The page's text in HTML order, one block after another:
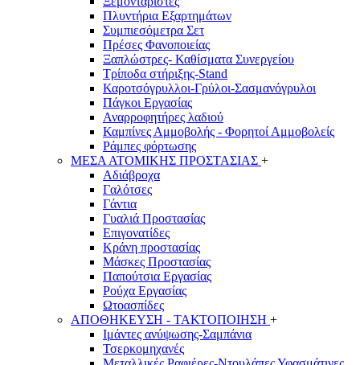
Πλυντήρια Εξαρτημάτων
Συμπιεσόμετρα Σετ
Πρέσες Φανοποιείας
Ξαπλώστρες- Καθίσματα Συνεργείου
Τρίποδα στήριξης-Stand
Καροτσόγρυλλοι-Γρύλοι-Σασμανόγρυλοι
Πάγκοι Εργασίας
Αναρροφητήρες λαδιού
Καμπίνες Αμμοβολής - Φορητοί Αμμοβολείς
Ράμπες φόρτωσης
ΜΕΣΑ ΑΤΟΜΙΚΗΣ ΠΡΟΣΤΑΣΙΑΣ +
Αδιάβροχα
Γαλότσες
Γάντια
Γυαλιά Προστασίας
Επιγονατίδες
Κράνη προστασίας
Μάσκες Προστασίας
Παπούτσια Εργασίας
Ρούχα Εργασίας
Ωτοασπίδες
ΑΠΟΘΗΚΕΥΣΗ - ΤΑΚΤΟΠΟΙΗΣΗ +
Ιμάντες ανύψωσης-Σαμπάνια
Τσερκομηχανές